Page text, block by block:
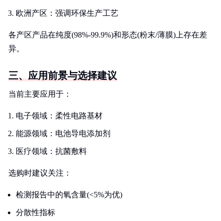
欧洲产区：强调环保生产工艺
各产区产品在纯度(98%-99.9%)和形态(粉末/薄膜)上存在差
异。
三、应用前景与选择建议
当前主要应用于：
电子领域：柔性电路基材
能源领域：电池导电添加剂
医疗领域：抗菌敷料
选购时建议关注：
检测报告中的氧含量(<5%为优)
分散性指标